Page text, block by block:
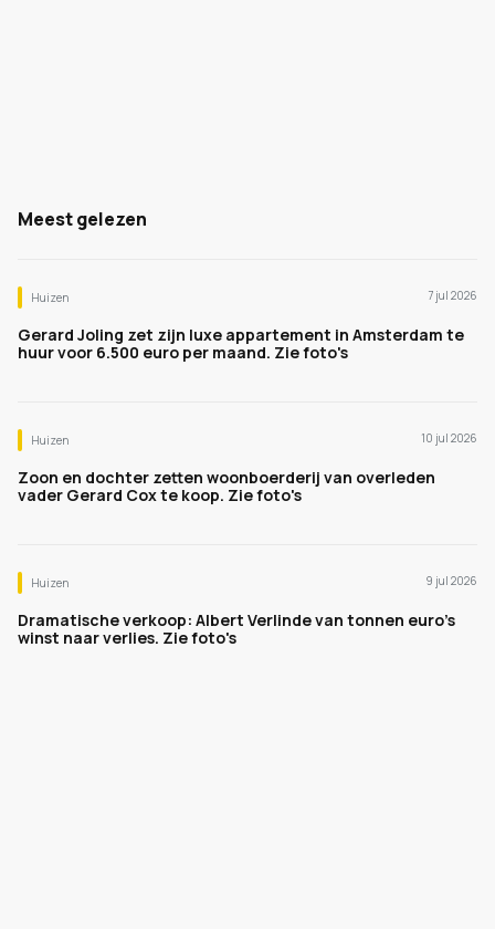
Meest gelezen
Huizen 7 jul 2026
Gerard Joling zet zijn luxe appartement in Amsterdam te
huur voor 6.500 euro per maand. Zie foto's
Huizen 10 jul 2026
Zoon en dochter zetten woonboerderij van overleden
vader Gerard Cox te koop. Zie foto's
Huizen 9 jul 2026
Dramatische verkoop: Albert Verlinde van tonnen euro's
winst naar verlies. Zie foto's